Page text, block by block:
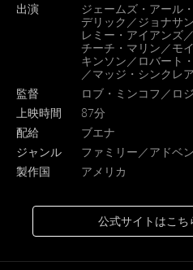
出演
ジェームズ・アール
デリック／ジョナサ
レミー・アイアンズ
チーチ・マリン／モ
キンソン／ロバート
／マッジ・シンクレア
監督
ロブ・ミンコフ／ロ
上映時間
87分
配給
ブエナ
ジャンル
ファミリー／アドベ
製作国
アメリカ
公式サイトはこち